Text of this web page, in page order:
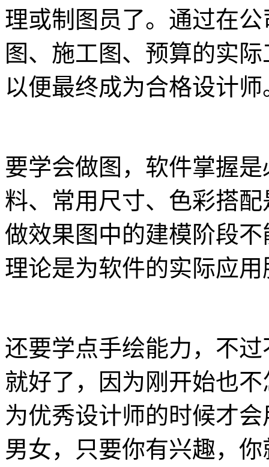
理或制图员了。通过在
图、施工图、预算的实
以便最终成为合格设计师
要学会做图，软件掌握
料、常用尺寸、色彩搭
做效果图中的建模阶段
理论是为软件的实际应
还要学点手绘能力，不
就好了，因为刚开始也
为优秀设计师的时候才
男女，只要你有兴趣，